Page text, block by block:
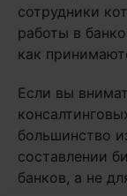
сотрудники
работы в
как
Если вы
большинство
составлении
банков, а не